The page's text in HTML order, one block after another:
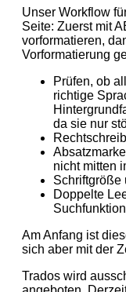
Unser Workflow
Seite: Zuerst mit
vorformatieren,
Vorformatierung
Prüfen, ob
richtige
da sie nur
nicht mitten
Schriftgröße
Doppelte
Am Anfang ist
sich aber mit der
Trados wird